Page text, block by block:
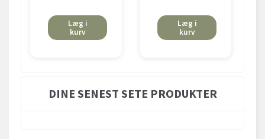
Læg i
kurv
Læg i
kurv
DINE SENEST SETE PRODUKTER